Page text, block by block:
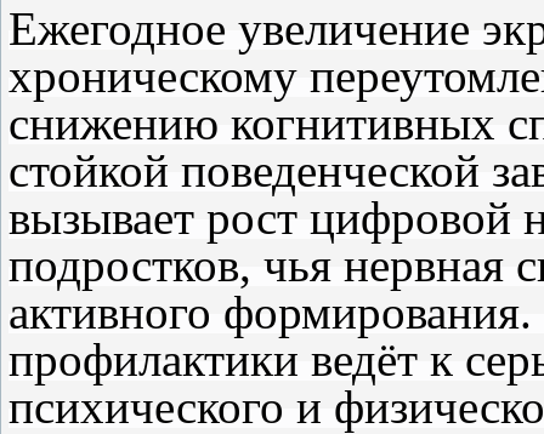
Ежегодное увеличение
хроническому
снижению когнитивных
стойкой поведенческой
вызывает рост цифровой
подростков, чья нервная
активного
профилактики ведёт к
психического и